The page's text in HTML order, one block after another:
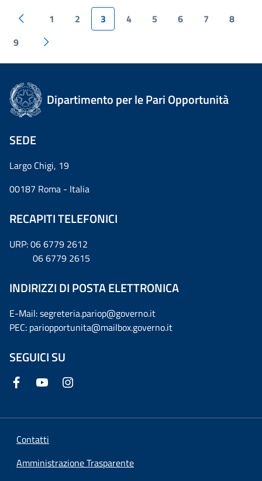
1 2 3 4 5 6 7
8
9
Dipartimento per le Pari Opportunità
SEDE
Largo Chigi, 19
00187 Roma - Italia
RECAPITI TELEFONICI
URP: 06 6779 2612
06 6779 2615
INDIRIZZI DI POSTA ELETTRONICA
E-Mail: segreteria.pariop@governo.it
PEC: pariopportunita@mailbox.governo.it
SEGUICI SU
Contatti
Amministrazione Trasparente